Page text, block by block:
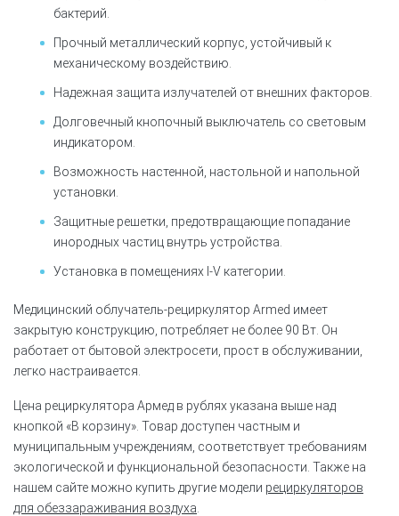
бактерий.
Прочный металлический корпус, устойчивый к
механическому воздействию.
Надежная защита излучателей от внешних факторов.
Долговечный кнопочный выключатель со световым
индикатором.
Возможность настенной, настольной и напольной
установки.
Защитные решетки, предотвращающие попадание
инородных частиц внутрь устройства.
Установка в помещениях I-V категории.
Медицинский облучатель-рециркулятор Armed имеет
закрытую конструкцию, потребляет не более 90 Вт. Он
работает от бытовой электросети, прост в обслуживании,
легко настраивается.
Цена рециркулятора Армед в рублях указана выше над
кнопкой «В корзину». Товар доступен частным и
муниципальным учреждениям, соответствует требованиям
экологической и функциональной безопасности. Также на
нашем сайте можно купить другие модели рециркуляторов
для обеззараживания воздуха